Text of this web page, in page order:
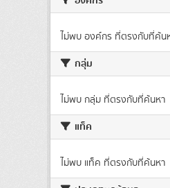
ไม่พบ องค์กร ที่ตรงกับที่ค้น
กลุ่ม
ไม่พบ กลุ่ม ที่ตรงกับที่ค้นหา
แท็ค
ไม่พบ แท็ค ที่ตรงกับที่ค้นหา